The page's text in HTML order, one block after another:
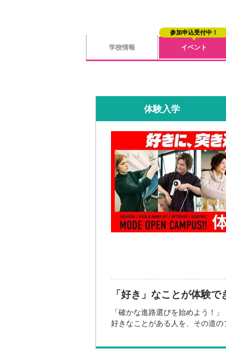
学校情報 イベント
参加申込受付中！
体験入学
「好き」なことが体験
「確かな進路選びを始めよう！」
好きなことがある人を、その道の
体験を通して、好きを仕事にで
します。初心者からでもプロにす